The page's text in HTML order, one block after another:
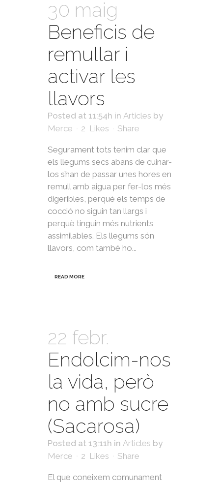
30 maig
Beneficis de
remullar i
activar les
llavors
Posted at 11:54h in Articles by
Merce
2 Likes Share
Segurament tots tenim clar que
els llegums secs abans de cuinar-
los s’han de passar unes hores en
remull amb aigua per fer-los més
digeribles, perquè els temps de
cocció no siguin tan llargs i
perquè tinguin més nutrients
assimilables. Els llegums són
llavors, com també ho...
READ MORE
22 febr.
Endolcim-nos
la vida, però
no amb sucre
(Sacarosa)
Posted at 13:11h in Articles by
Merce
2 Likes Share
El que coneixem comunament